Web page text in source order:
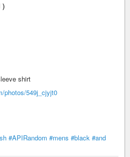
)
shirt
photos/549j_cjyjt0
#APIRandom #mens #black #and